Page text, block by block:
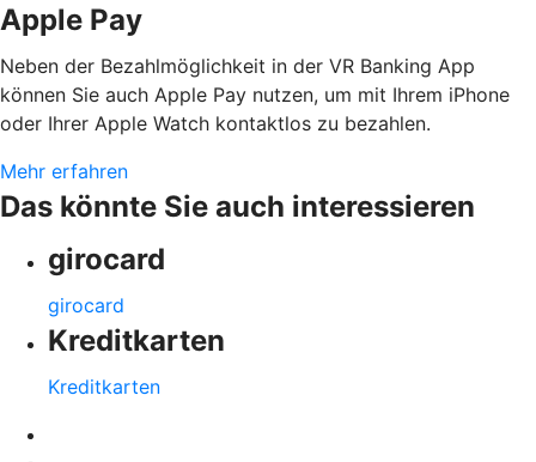
Apple Pay
Neben der Bezahlmöglichkeit in der VR Banking App
können Sie auch Apple Pay nutzen, um mit Ihrem iPhone
oder Ihrer Apple Watch kontaktlos zu bezahlen.
Mehr erfahren
Das könnte Sie auch interessieren
girocard
girocard
Kreditkarten
Kreditkarten